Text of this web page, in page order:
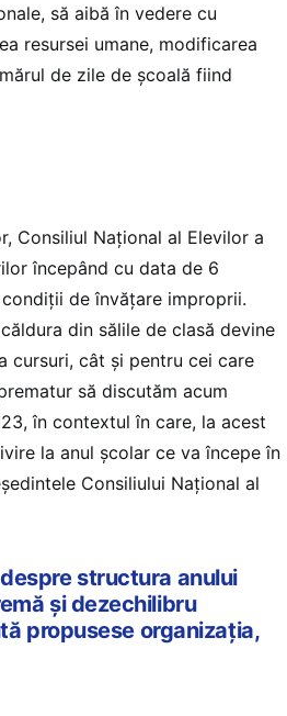
să aibă în vedere cu
resursei umane, modificarea
de zile de școală fiind
Consiliul Național al Elevilor a
începând cu data de 6
de învățare improprii.
din sălile de clasă devine
cursuri, cât și pentru cei care
să discutăm acum
în contextul în care, la acest
la anul școlar ce va începe în
Consiliului Național al
structura anului
și dezechilibru
propusese organizația,